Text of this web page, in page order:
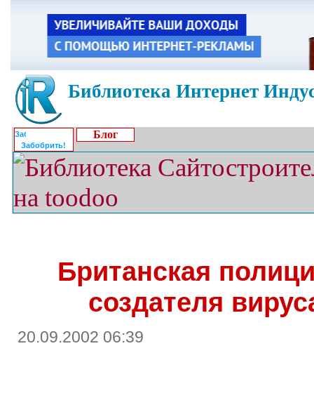
Библиотека Интернет
Забобрить!
Блог
Британская
создателя
20.09.2002 06:39